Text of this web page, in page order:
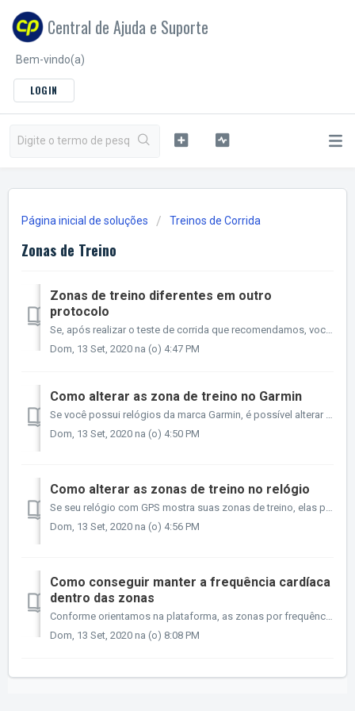
Central de Ajuda e Suporte
Bem-vindo(a)
LOGIN
Página inicial de soluções Treinos de Corrida
Zonas de Treino
Zonas de treino diferentes em outro
protocolo
Se, após realizar o teste de corrida que recomendamos, você constatar que as zonas calculadas ficaram muito diferentes do que você usava anteriormente, saib...
Dom, 13 Set, 2020 na (o) 4:47 PM
Como alterar as zona de treino no Garmin
Se você possui relógios da marca Garmin, é possível alterar as zonas de treino nele para ficarem de acordo com o mesmo protocolo que utilizamos no Clube Cor...
Dom, 13 Set, 2020 na (o) 4:50 PM
Como alterar as zonas de treino no relógio
Se seu relógio com GPS mostra suas zonas de treino, elas precisam estar adequadas ao padrão de zonas que recomendamos pelo teste de corrida explicado em ...
Dom, 13 Set, 2020 na (o) 4:56 PM
Como conseguir manter a frequência cardíaca
dentro das zonas
Conforme orientamos na plataforma, as zonas por frequência cardíaca são sempre referências secundárias em seus treinos. A percepção subjetiva de esforço é q...
Dom, 13 Set, 2020 na (o) 8:08 PM